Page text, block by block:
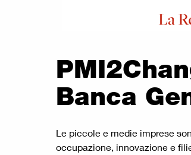
Banca
Le piccole e medie imprese
occupazione, innovazione e